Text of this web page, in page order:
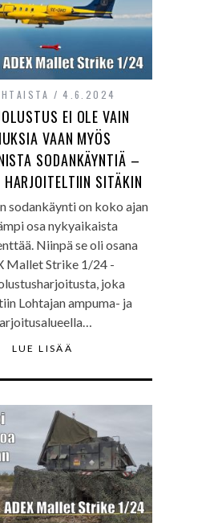
4.6.2024
EI OLE VAIN
VAAN MYÖS
SODANKÄYNTIÄ –
HARJOITELTIIN SITÄKIN
sodankäynti on koko ajan
osa nykyaikaista
Niinpä se oli osana
Mallet Strike 1/24 -
joka
Lohtajan ampuma- ja
LUE LISÄÄ